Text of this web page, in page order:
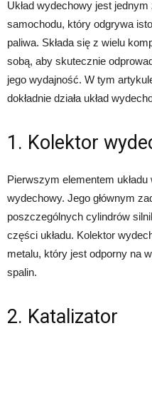
Układ wydechowy jest
samochodu, który odgrywa
paliwa. Składa się z wielu
sobą, aby skutecznie
jego wydajność. W tym
dokładnie działa układ
1. Kolektor
Pierwszym elementem
wydechowy. Jego głównym
poszczególnych cylindrów
części układu. Kolektor
metalu, który jest odporny na
spalin.
2. Katalizator